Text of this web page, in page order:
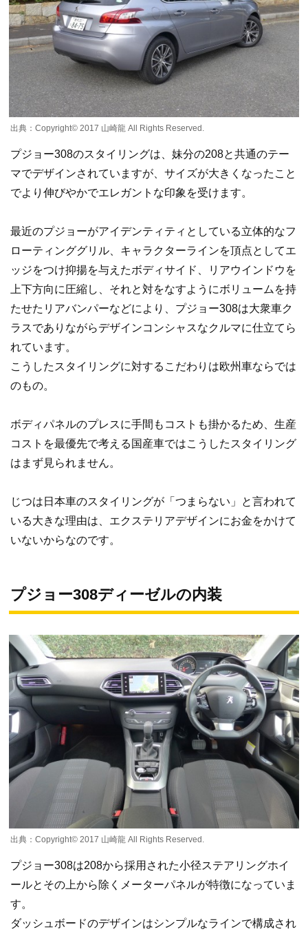
出典：Copyright©️ 2017 山崎龍 All Rights Reserved.
プジョー308のスタイリングは、妹分の208と共通のテー
マでデザインされていますが、サイズが大きくなったこと
でより伸びやかでエレガントな印象を受けます。
最近のプジョーがアイデンティティとしている立体的なフ
ローティンググリル、キャラクターラインを頂点としてエ
ッジをつけ抑揚を与えたボディサイド、リアウインドウを
上下方向に圧縮し、それと対をなすようにボリュームを持
たせたリアバンパーなどにより、プジョー308は大衆車ク
ラスでありながらデザインコンシャスなクルマに仕立てら
れています。
こうしたスタイリングに対するこだわりは欧州車ならでは
のもの。
ボディパネルのプレスに手間もコストも掛かるため、生産
コストを最優先で考える国産車ではこうしたスタイリング
はまず見られません。
じつは日本車のスタイリングが「つまらない」と言われて
いる大きな理由は、エクステリアデザインにお金をかけて
いないからなのです。
プジョー308ディーゼルの内装
出典：Copyright©️ 2017 山崎龍 All Rights Reserved.
プジョー308は208から採用された小径ステアリングホイ
ールとその上から除くメーターパネルが特徴になっていま
す。
ダッシュボードのデザインはシンプルなラインで構成され